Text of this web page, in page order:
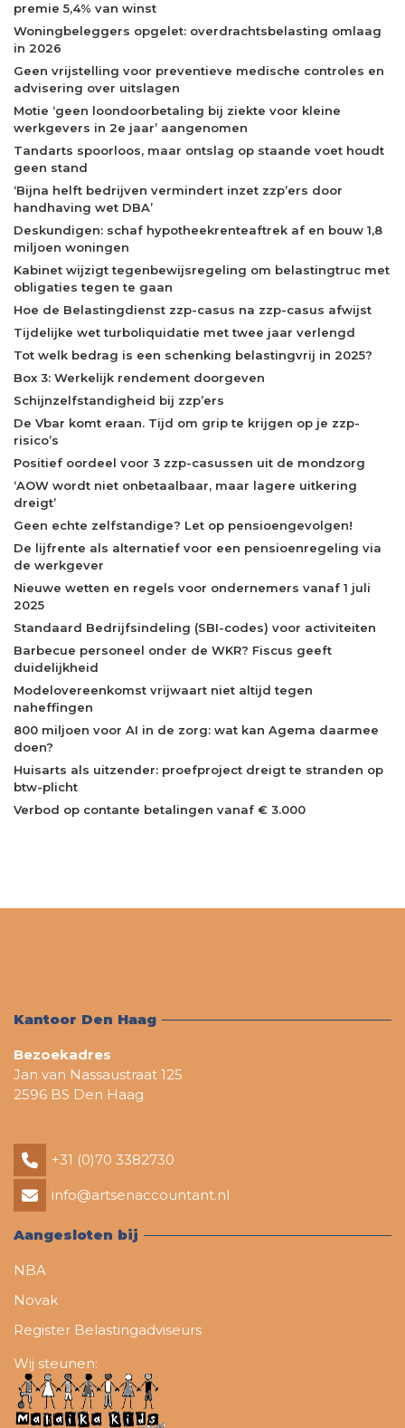
premie 5,4% van winst
Woningbeleggers opgelet: overdrachtsbelasting omlaag
in 2026
Geen vrijstelling voor preventieve medische controles en
advisering over uitslagen
Motie ‘geen loondoorbetaling bij ziekte voor kleine
werkgevers in 2e jaar’ aangenomen
Tandarts spoorloos, maar ontslag op staande voet houdt
geen stand
‘Bijna helft bedrijven vermindert inzet zzp’ers door
handhaving wet DBA’
Deskundigen: schaf hypotheekrenteaftrek af en bouw 1,8
miljoen woningen
Kabinet wijzigt tegenbewijsregeling om belastingtruc met
obligaties tegen te gaan
Hoe de Belastingdienst zzp-casus na zzp-casus afwijst
Tijdelijke wet turboliquidatie met twee jaar verlengd
Tot welk bedrag is een schenking belastingvrij in 2025?
Box 3: Werkelijk rendement doorgeven
Schijnzelfstandigheid bij zzp’ers
De Vbar komt eraan. Tijd om grip te krijgen op je zzp-
risico’s
Positief oordeel voor 3 zzp-casussen uit de mondzorg
‘AOW wordt niet onbetaalbaar, maar lagere uitkering
dreigt’
Geen echte zelfstandige? Let op pensioengevolgen!
De lijfrente als alternatief voor een pensioenregeling via
de werkgever
Nieuwe wetten en regels voor ondernemers vanaf 1 juli
2025
Standaard Bedrijfsindeling (SBI-codes) voor activiteiten
Barbecue personeel onder de WKR? Fiscus geeft
duidelijkheid
Modelovereenkomst vrijwaart niet altijd tegen
naheffingen
800 miljoen voor AI in de zorg: wat kan Agema daarmee
doen?
Huisarts als uitzender: proefproject dreigt te stranden op
btw-plicht
Verbod op contante betalingen vanaf € 3.000
Kantoor Den Haag
Bezoekadres
Jan van Nassaustraat 125
2596 BS Den Haag
+31 (0)70 3382730
info@artsenaccountant.nl
Aangesloten bij
NBA
Novak
Register Belastingadviseurs
Wij steunen: